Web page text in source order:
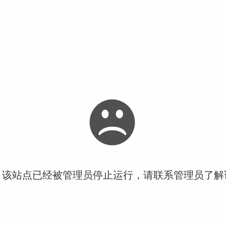
站点已经被管理员停止运行，请联系管理员了